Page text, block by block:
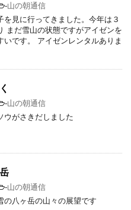
-山の朝通信
を見に行ってきました。今年は３
まだ雪山の状態ですがアイゼンを
いです。 アイゼンレンタルありま
-山の朝通信
ウがさきだしました
-山の朝通信
の八ヶ岳の山々の展望です